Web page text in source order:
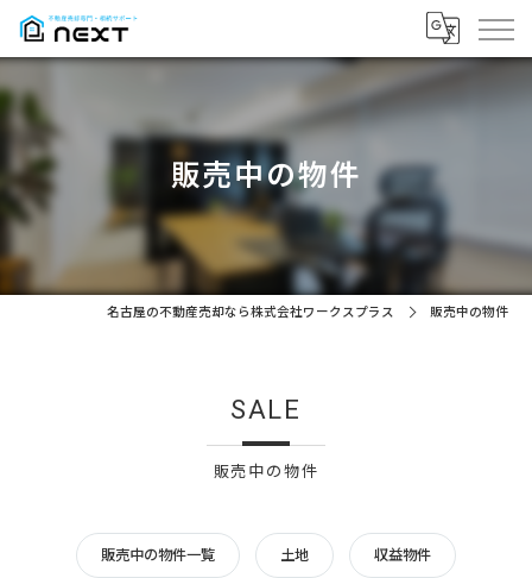
販売中の物件
名古屋の不動産売却なら株式会社ワークスプラス 販売中の物件
SALE
販売中の物件
販売中の物件一覧 土地 収益物件